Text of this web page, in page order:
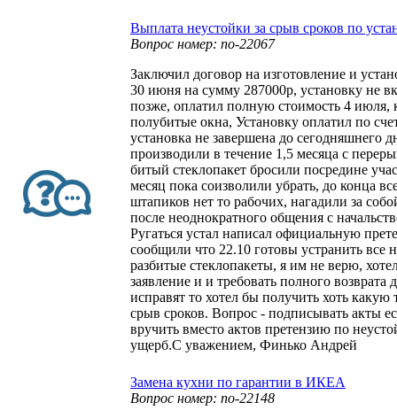
Выплата неустойки за срыв сроков по
Вопрос номер: no-22067
Заключил договор на изготовление и
30 июня на сумму 287000р, установку не
позже, оплатил полную стоимость 4 июля,
полубитые окна, Установку оплатил по
установка не завершена до сегодняшнего
производили в течение 1,5 месяца с
битый стеклопакет бросили посредине
месяц пока соизволили убрать, до конца
штапиков нет то рабочих, нагадили за
после неоднократного общения с
Ругаться устал написал официальную
сообщили что 22.10 готовы устранить все
разбитые стеклопакеты, я им не верю,
заявление и и требовать полного возврата
исправят то хотел бы получить хоть
срыв сроков. Вопрос - подписывать акты
вручить вместо актов претензию по
ущерб.С уважением, Финько Андрей
Замена кухни по гарантии в ИКЕА
Вопрос номер: no-22148